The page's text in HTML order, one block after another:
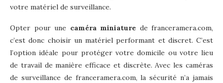
votre matériel de surveillance.
Opter pour une caméra miniature de franceramera.com,
c’est donc choisir un matériel performant et discret. C’est
l’option idéale pour protéger votre domicile ou votre lieu
de travail de manière efficace et discrète. Avec les caméras
de surveillance de franceramera.com, la sécurité n’a jamais